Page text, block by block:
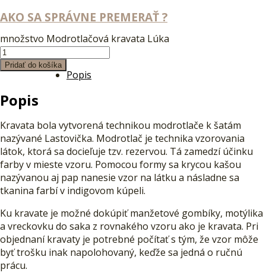
AKO SA SPRÁVNE PREMERAŤ ?
množstvo Modrotlačová kravata Lúka
Pridať do košíka
Popis
Popis
Kravata bola vytvorená technikou modrotlače k šatám
nazývané Lastovička. Modrotlač je technika vzorovania
látok, ktorá sa docieľuje tzv. rezervou. Tá zamedzí účinku
farby v mieste vzoru. Pomocou formy sa krycou kašou
nazývanou aj pap nanesie vzor na látku a násladne sa
tkanina farbí v indigovom kúpeli.
Ku kravate je možné dokúpiť manžetové gombíky, motýlika
a vreckovku do saka z rovnakého vzoru ako je kravata. Pri
objednaní kravaty je potrebné počítať s tým, že vzor môže
byť trošku inak napolohovaný, keďže sa jedná o ručnú
prácu.